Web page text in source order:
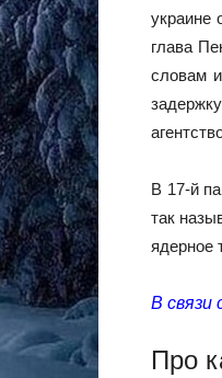
украине
глава
словам
В 17-й
так
ядерное
В связи
Про